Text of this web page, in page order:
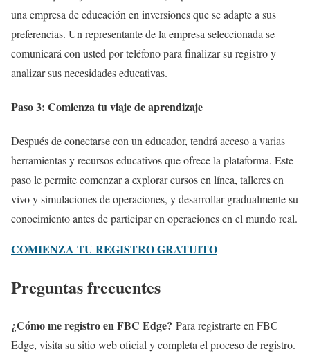
una empresa de educación en inversiones que se adapte a sus
preferencias. Un representante de la empresa seleccionada se
comunicará con usted por teléfono para finalizar su registro y
analizar sus necesidades educativas.
Paso 3: Comienza tu viaje de aprendizaje
Después de conectarse con un educador, tendrá acceso a varias
herramientas y recursos educativos que ofrece la plataforma. Este
paso le permite comenzar a explorar cursos en línea, talleres en
vivo y simulaciones de operaciones, y desarrollar gradualmente su
conocimiento antes de participar en operaciones en el mundo real.
COMIENZA TU REGISTRO GRATUITO
Preguntas frecuentes
¿Cómo me registro en FBC Edge? Para registrarte en FBC
Edge, visita su sitio web oficial y completa el proceso de registro.